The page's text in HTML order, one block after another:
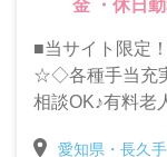
金 ・休日勤
改善手当含
■当サイト限定
☆◇各種手当充
相談OK♪有料老
愛知県・長久